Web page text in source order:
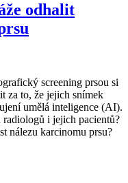
odhalit
screening prsou si
za to, že jejich snímek
umělá inteligence (AI).
radiologů i jejich pacientů?
nálezu karcinomu prsu?